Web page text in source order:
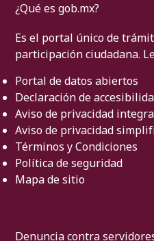
¿Qué es gob.mx?
Es el portal único de
participación ciudadana.
Portal de datos abiertos
Declaración de
Aviso de privacidad
Aviso de privacidad
Términos y Condiciones
Política de seguridad
Mapa de sitio
Denuncia contra